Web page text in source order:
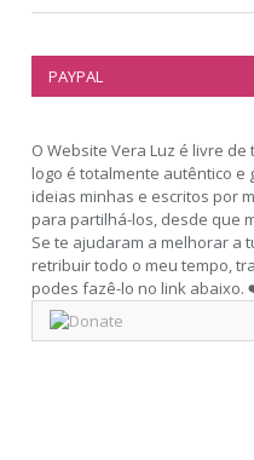
PAYPAL
O Website Vera Luz é livre
logo é totalmente autêntico e
ideias minhas e escritos por
para partilhá-los, desde que
Se te ajudaram a melhorar a
retribuir todo o meu tempo,
podes fazê-lo no link abaixo.